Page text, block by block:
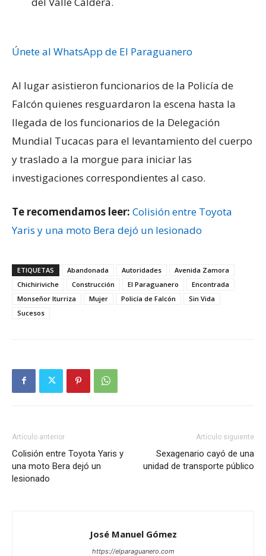
Únete al WhatsApp de El Paraguanero
Al lugar asistieron funcionarios de la Policía de
Falcón quienes resguardaron la escena hasta la
llegada de los funcionarios de la Delegación
Mundial Tucacas para el levantamiento del cuerpo
y traslado a la morgue para iniciar las
investigaciones correspondientes al caso.
Te recomendamos leer: Colisión entre Toyota
Yaris y una moto Bera dejó un lesionado
ETIQUETAS Abandonada Autoridades
Avenida Zamora
Chichiriviche
Construcción El Paraguanero
Encontrada
Monseñor Iturriza
Mujer Policía de Falcón
Sin Vida
Sucesos
Artículo anterior
Colisión entre Toyota Yaris y
una moto Bera dejó un
lesionado
Artículo siguiente
Sexagenario cayó de una
unidad de transporte público
José Manuel Gómez
https://elparaguanero.com